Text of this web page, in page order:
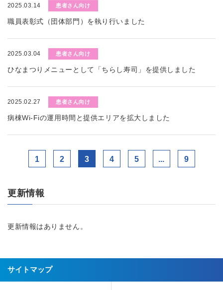
2025.03.14 患者さん向け
職員表彰式（団体部門）を執り行いました
2025.03.04 患者さん向け
ひなまつりメニューとして「ちらし寿司」を提供しました
2025.02.27 患者さん向け
病棟Wi-Fiの運用時間と提供エリアを拡大しました
1 2 3 4 5 ... 9
更新情報
更新情報はありません。
サイトマップ